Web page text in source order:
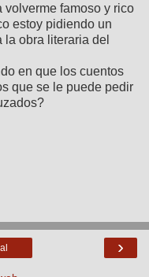
volverme famoso y rico
estoy pidiendo un
la obra literaria del
en que los cuentos
que se le puede pedir
›